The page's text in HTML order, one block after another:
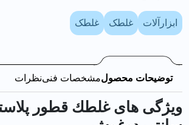
ابزارآلات غلطک غلطک
توضیحات محصولمشخصات فنینظرات